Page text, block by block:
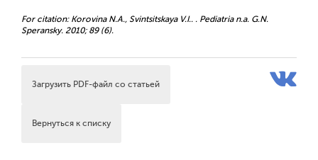
For citation: Korovina N.A., Svintsitskaya V.I.. . Pediatria n.a. G.N.
Speransky. 2010; 89 (6).
Загрузить PDF-файл со статьей
Вернуться к списку